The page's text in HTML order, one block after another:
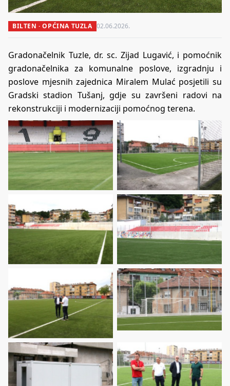
BILTEN · OPĆINA TUZLA 02.06.2026.
Gradonačelnik Tuzle, dr. sc. Zijad Lugavić, i pomoćnik
gradonačelnika za komunalne poslove, izgradnju i
poslove mjesnih zajednica Miralem Mulać posjetili su
Gradski stadion Tušanj, gdje su završeni radovi na
rekonstrukciji i modernizaciji pomoćnog terena.